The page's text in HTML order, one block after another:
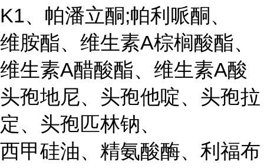
K1、帕潘立酮;帕利哌酮、
维胺酯、维生素A棕榈酸酯、
维生素A醋酸酯、维生素A酸
头孢地尼、头孢他啶、头孢拉
定、头孢匹林钠、
西甲硅油、精氨酸酶、利福布